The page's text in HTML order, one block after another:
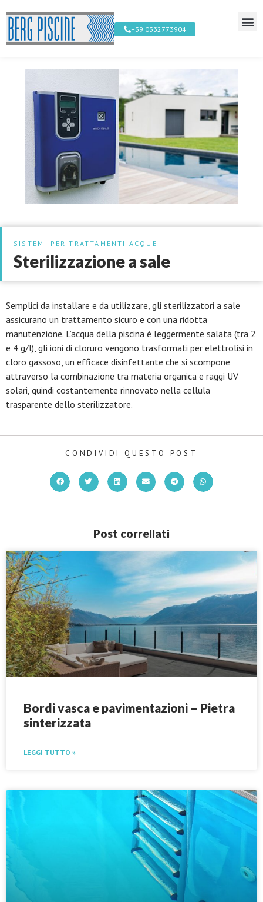
+39 0332773904
SISTEMI PER TRATTAMENTI ACQUE
Sterilizzazione a sale
Semplici da installare e da utilizzare, gli sterilizzatori a sale
assicurano un trattamento sicuro e con una ridotta
manutenzione. L’acqua della piscina è leggermente salata (tra 2
e 4 g/l), gli ioni di cloruro vengono trasformati per elettrolisi in
cloro gassoso, un efficace disinfettante che si scompone
attraverso la combinazione tra materia organica e raggi UV
solari, quindi costantemente rinnovato nella cellula
trasparente dello sterilizzatore.
CONDIVIDI QUESTO POST
Post correllati
Bordi vasca e pavimentazioni – Pietra
sinterizzata
LEGGI TUTTO »